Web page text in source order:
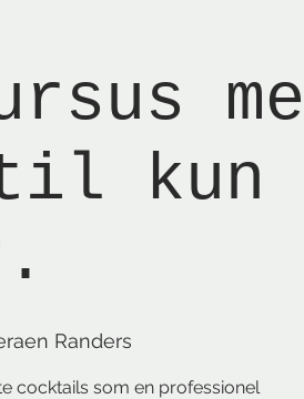
kun
Randers
cocktails som en professionel